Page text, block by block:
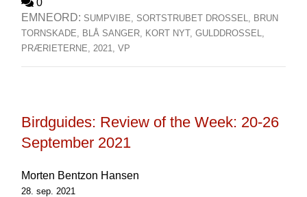
0
EMNEORD: SUMPVIBE, SORTSTRUBET DROSSEL, BRUN
TORNSKADE, BLÅ SANGER, KORT NYT, GULDDROSSEL,
PRÆRIETERNE, 2021, VP
Birdguides: Review of the Week: 20-26
September 2021
Morten Bentzon Hansen
28. sep. 2021